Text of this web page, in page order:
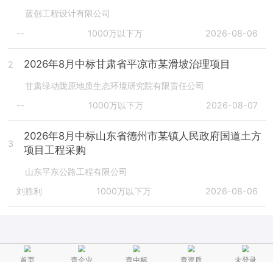
蓝创工程设计有限公司
--
1000万以下万 2026-08-06
2 2026年8月中标甘肃省平凉市某滑坡治理项目
甘肃绿动陇原地质生态环境研究院有限责任公司
--
1000万以下万 2026-08-07
3
2026年8月中标山东省德州市某镇人民政府国道土方
项目工程采购
山东平东公路工程有限公司
刘胜利
1000万以下万 2026-08-06
首页 查企业 查中标 查资质 未登录